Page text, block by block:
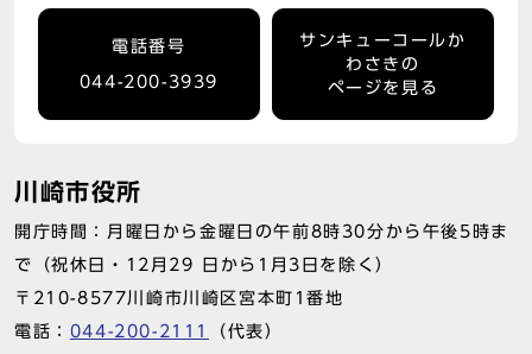
電話番号
044-200-3939
サンキューコールか
わさきの
ページを見る
川崎市役所
開庁時間：月曜日から金曜日の午前8時30分から午後5時ま
で（祝休日・12月29 日から1月3日を除く）
〒210-8577川崎市川崎区宮本町1番地
電話： 044-200-2111 （代表）